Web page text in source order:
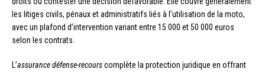
les litiges civils, pénaux et administratifs liés à l’utilisation de la moto,
avec un plafond d’intervention variant entre 15 000 et 50 000 euros
selon les contrats.
L’assurance défense-recourscomplète la protection juridique en offrant